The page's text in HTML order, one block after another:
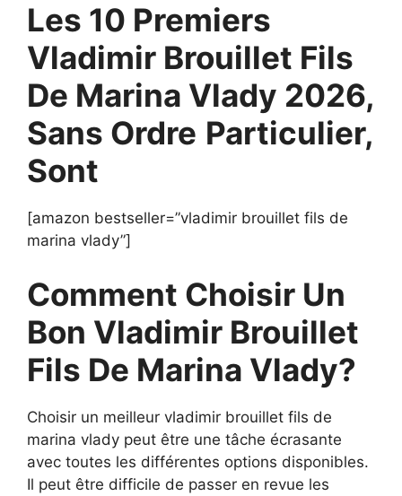
Les 10 Premiers
Vladimir Brouillet Fils
De Marina Vlady 2026,
Sans Ordre Particulier,
Sont
[amazon bestseller=”vladimir brouillet fils de
marina vlady”]
Comment Choisir Un
Bon Vladimir Brouillet
Fils De Marina Vlady?
Choisir un meilleur vladimir brouillet fils de
marina vlady peut être une tâche écrasante
avec toutes les différentes options disponibles.
Il peut être difficile de passer en revue les